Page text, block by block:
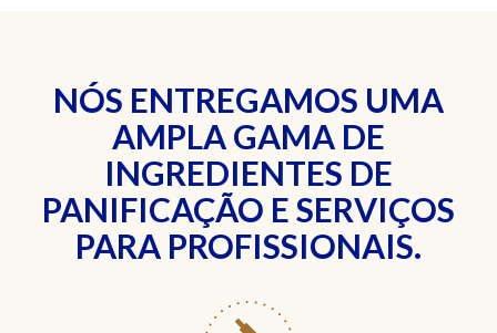
NÓS ENTREGAMOS UMA
AMPLA GAMA DE
INGREDIENTES DE
PANIFICAÇÃO E SERVIÇOS
PARA PROFISSIONAIS.